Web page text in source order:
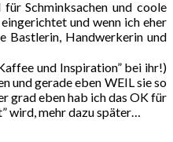
Schminksachen und coole
und wenn ich eher
Bastlerin, Handwerkerin und
und Inspiration” bei ihr!)
und gerade eben WEIL sie so
grad eben hab ich das OK für
wird, mehr dazu später…